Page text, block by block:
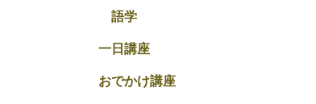
語学
一日講座
おでかけ講座